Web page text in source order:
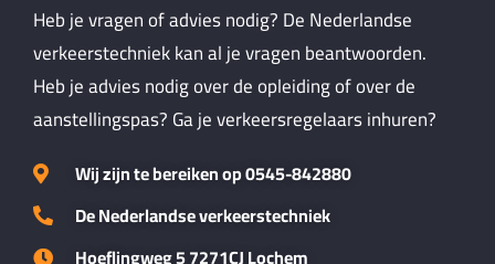
Heb je vragen of advies nodig? De Nederlandse
verkeerstechniek kan al je vragen beantwoorden.
Heb je advies nodig over de opleiding of over de
aanstellingspas? Ga je verkeersregelaars inhuren?
Wij zijn te bereiken op 0545-842880
De Nederlandse verkeerstechniek
Hoeflingweg 5 7271CJ Lochem